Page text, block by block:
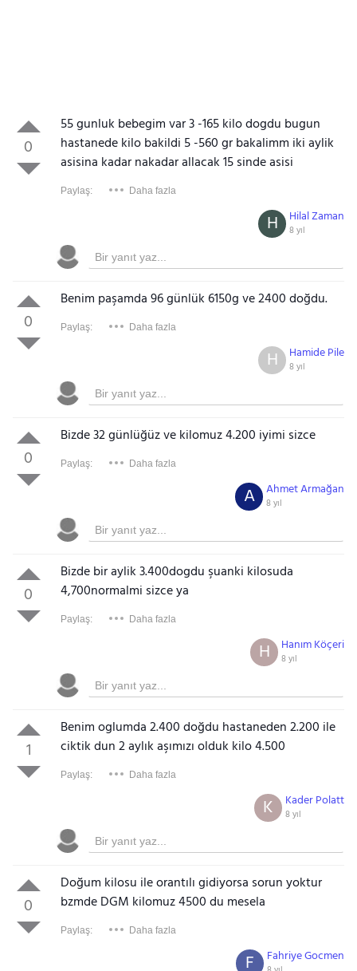
0
55 gunluk bebegim var 3 -165 kilo dogdu bugun
hastanede kilo bakildi 5 -560 gr bakalimm iki aylik
asisina kadar nakadar allacak 15 sinde asisi
Paylaş: Daha fazla
Hilal Zaman
8 yıl
H
0
Benim paşamda 96 günlük 6150g ve 2400 doğdu.
Paylaş: Daha fazla
Hamide Pile
8 yıl
H
0
Bizde 32 günlüğüz ve kilomuz 4.200 iyimi sizce
Paylaş: Daha fazla
Ahmet Armağan
8 yıl
A
0
Bizde bir aylik 3.400dogdu şuanki kilosuda
4,700normalmi sizce ya
Paylaş: Daha fazla
Hanım Köçeri
8 yıl
H
1
Benim oglumda 2.400 doğdu hastaneden 2.200 ile
ciktik dun 2 aylık aşımızı olduk kilo 4.500
Paylaş: Daha fazla
Kader Polatt
8 yıl
K
0
Doğum kilosu ile orantılı gidiyorsa sorun yoktur
bzmde DGM kilomuz 4500 du mesela
Paylaş: Daha fazla
Fahriye Gocmen
F